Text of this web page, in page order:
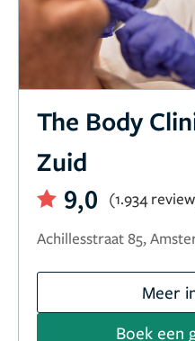
The Body
Zuid
9,0
(1.934
Achillesstraat 85,
Meer
Boek een